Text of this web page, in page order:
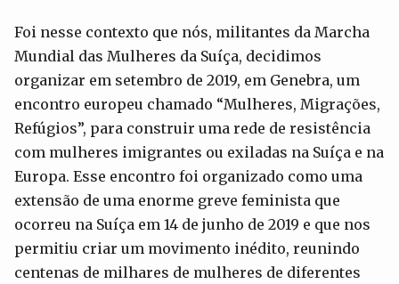
Foi nesse contexto que nós, militantes da Marcha
Mundial das Mulheres da Suíça, decidimos
organizar em setembro de 2019, em Genebra, um
encontro europeu chamado “Mulheres, Migrações,
Refúgios”, para construir uma rede de resistência
com mulheres imigrantes ou exiladas na Suíça e na
Europa. Esse encontro foi organizado como uma
extensão de uma enorme greve feminista que
ocorreu na Suíça em 14 de junho de 2019 e que nos
permitiu criar um movimento inédito, reunindo
centenas de milhares de mulheres de diferentes